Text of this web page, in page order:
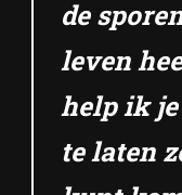
de
leven
help ik
te laten